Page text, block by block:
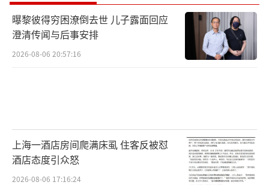
曝黎彼得穷困潦倒去世 儿子露面回应
澄清传闻与后事安排
2026-08-06 20:57:16
上海一酒店房间爬满床虱 住客反被怼
酒店态度引众怒
2026-08-06 17:16:24